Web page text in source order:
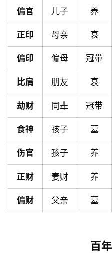
首
页
黄
历
卜
命
理
登录
偏官 儿子 养
正印 母亲 衰
偏印 偏母 冠带
比肩 朋友 衰
劫财 同辈 冠带
食神 孩子 墓
伤官 孩子 养
正财 妻财 养
偏财 父亲 墓
百